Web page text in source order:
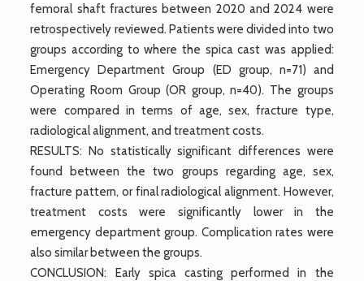
femoral shaft fractures between 2020 and 2024 were
retrospectively reviewed. Patients were divided into two
groups according to where the spica cast was applied:
Emergency Department Group (ED group, n=71) and
Operating Room Group (OR group, n=40). The groups
were compared in terms of age, sex, fracture type,
radiological alignment, and treatment costs.
RESULTS: No statistically significant differences were
found between the two groups regarding age, sex,
fracture pattern, or final radiological alignment. However,
treatment costs were significantly lower in the
emergency department group. Complication rates were
also similar between the groups.
CONCLUSION: Early spica casting performed in the